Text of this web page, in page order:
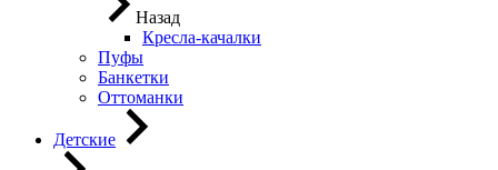
Назад
Кресла-качалки
Пуфы
Банкетки
Оттоманки
Детские